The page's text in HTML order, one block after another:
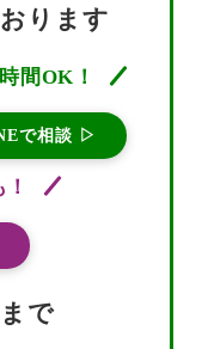
ります
間OK！
で相談 ▷
で